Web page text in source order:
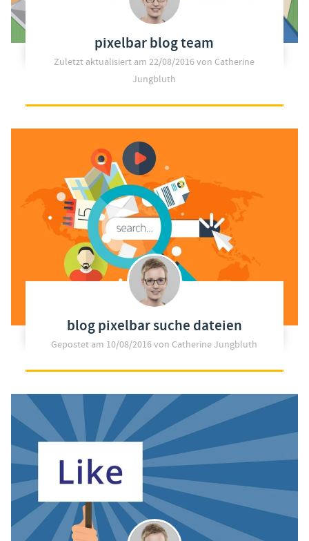
pixelbar blog team
Zuletzt aktualisiert am22/08/2016von Catherine
Jungbluth
blog pixelbar suche dateien
Gepostet am 10/08/2016von Catherine Jungbluth